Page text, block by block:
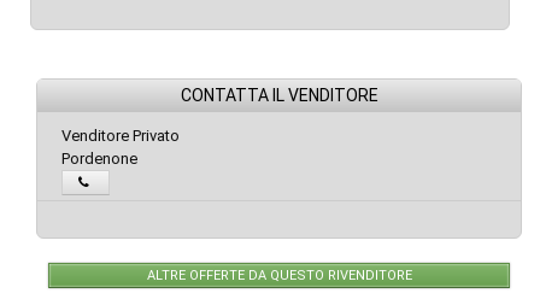
CONTATTA IL VENDITORE
Venditore Privato
Pordenone
ALTRE OFFERTE DA QUESTO RIVENDITORE